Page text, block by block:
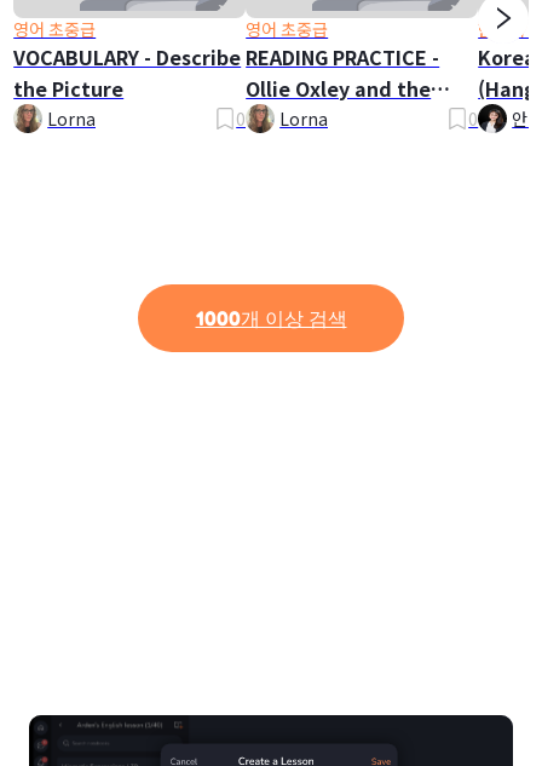
영어 초중급
VOCABULARY - Describe
the Picture
Lorna 0
영어 초중급
READING PRACTICE -
Ollie Oxley and the
GhostLorna 0
한국어
안
1000개 이상 검색